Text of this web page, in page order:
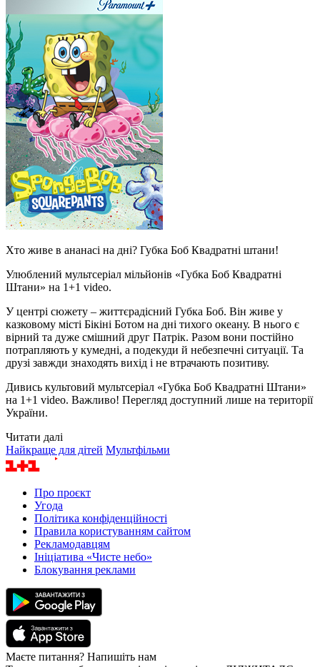
Хто живе в ананасі на дні? Губка Боб Квадратні штани!
Улюблений мультсеріал мільйонів «Губка Боб Квадратні
Штани» на 1+1 video.
У центрі сюжету – життєрадісний Губка Боб. Він живе у
казковому місті Бікіні Ботом на дні тихого океану. В нього є
вірний та дуже смішний друг Патрік. Разом вони постійно
потрапляють у кумедні, а подекуди й небезпечні ситуації. Та
друзі завжди знаходять вихід і не втрачають позитиву.
Дивись культовий мультсеріал «Губка Боб Квадратні Штани»
на 1+1 video. Важливо! Перегляд доступний лише на території
України.
Читати далі
Найкраще для дітей Мультфільми
Про проєкт
Угода
Політика конфіденційності
Правила користуванням сайтом
Рекламодавцям
Ініціатива «Чисте небо»
Блокування реклами
Маєте питання? Напишіть нам